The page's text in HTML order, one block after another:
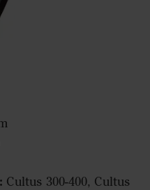
Cultus 300-400, Cultus